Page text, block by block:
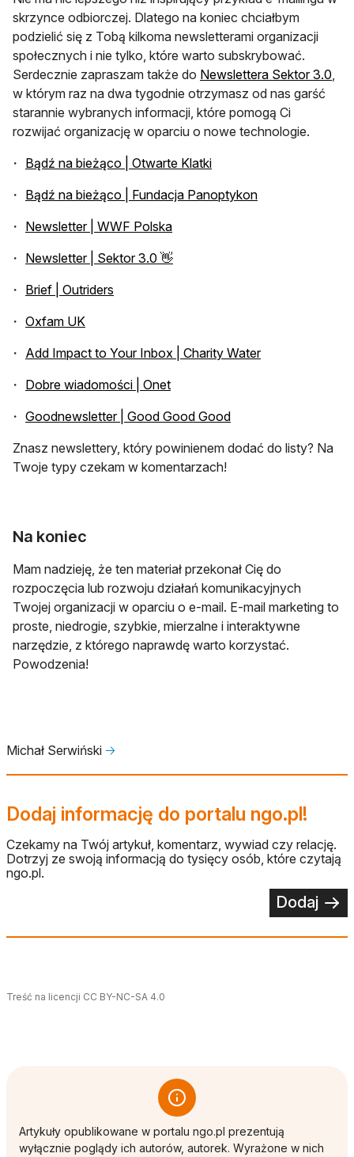
skrzynce odbiorczej. Dlatego na koniec chciałbym
podzielić się z Tobą kilkoma newsletterami organizacji
społecznych i nie tylko, które warto subskrybować.
Serdecznie zapraszam także do Newslettera Sektor 3.0
w którym raz na dwa tygodnie otrzymasz od nas garść
starannie wybranych informacji, które pomogą Ci
rozwijać organizację w oparciu o nowe technologie.
Bądź na bieżąco | Otwarte Klatkiotwiera się w nowej
Bądź na bieżąco | Fundacja Panoptykonotwiera się w
Newsletter | WWF Polskaotwiera się w nowej karcie
Newsletter | Sektor 3.0 👋otwiera się w nowej karcie
Brief | Outriders
Oxfam UKotwiera się w nowej karcie
Add Impact to Your Inbox | Charity Waterotwiera się w
Dobre wiadomości | Onetotwiera się w nowej karcie
Goodnewsletter | Good Good Goodotwiera się w nowej
Znasz newslettery, który powinienem dodać do listy? Na
Twoje typy czekam w komentarzach!
Na koniec
Mam nadzieję, że ten materiał przekonał Cię do
rozpoczęcia lub rozwoju działań komunikacyjnych
Twojej organizacji w oparciu o e-mail. E-mail marketing to
proste, niedrogie, szybkie, mierzalne i interaktywne
narzędzie, z którego naprawdę warto korzystać.
Powodzenia!
Michał Serwiński 🡢
Dodaj informację do portalu ngo.pl!
Czekamy na Twój artykuł, komentarz, wywiad czy relację.
Dotrzyj ze swoją informacją do tysięcy osób, które czytają
ngo.pl.
Dodaj
Treść na licencji CC BY-NC-SA 4.0
Artykuły opublikowane w portalu ngo.pl prezentują
wyłącznie poglądy ich autorów, autorek. Wyrażone w nich